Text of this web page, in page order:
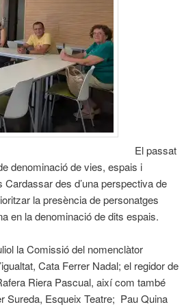
El passat
denominació de vies, espais i
des d’una perspectiva de
la presència de personatges
en la denominació de dits espais.
la Comissió del nomenclàtor
Cata Ferrer Nadal; el regidor de
Riera Pascual, així com també
Sureda, Esqueix Teatre; Pau Quina